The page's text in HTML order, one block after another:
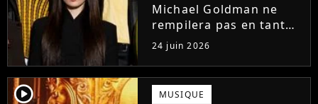
enfin sa réponse
Michael Goldman ne
rempilera pas en tant
que directeur de la
prochaine saison de la
Star Academy. Mais qui
prendra sa place ? Alors
24 juin 2026
player2 MUSIQUE